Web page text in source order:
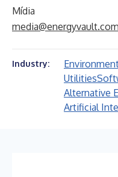
Mídia
media@energyvault.com
Industry:
Utilities
Alternative
Artificial